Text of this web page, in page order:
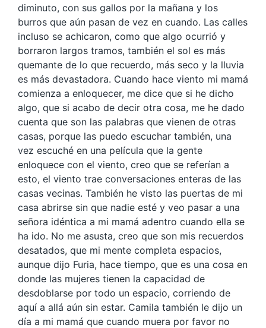
diminuto, con sus gallos por la mañana y los
burros que aún pasan de vez en cuando. Las calles
incluso se achicaron, como que algo ocurrió y
borraron largos tramos, también el sol es más
quemante de lo que recuerdo, más seco y la lluvia
es más devastadora. Cuando hace viento mi mamá
comienza a enloquecer, me dice que si he dicho
algo, que si acabo de decir otra cosa, me he dado
cuenta que son las palabras que vienen de otras
casas, porque las puedo escuchar también, una
vez escuché en una película que la gente
enloquece con el viento, creo que se referían a
esto, el viento trae conversaciones enteras de las
casas vecinas. También he visto las puertas de mi
casa abrirse sin que nadie esté y veo pasar a una
señora idéntica a mi mamá adentro cuando ella se
ha ido. No me asusta, creo que son mis recuerdos
desatados, que mi mente completa espacios,
aunque dijo Furia, hace tiempo, que es una cosa en
donde las mujeres tienen la capacidad de
desdoblarse por todo un espacio, corriendo de
aquí a allá aún sin estar. Camila también le dijo un
día a mi mamá que cuando muera por favor no